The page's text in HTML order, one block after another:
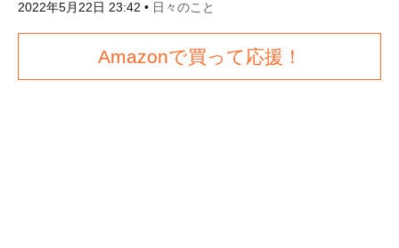
2022年5月22日 23:42 • 日々のこと
Amazonで買って応援！